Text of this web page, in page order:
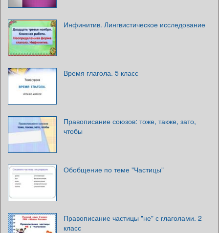
Инфинитив. Лингвистическое исследование
Время глагола. 5 класс
Правописание союзов: тоже, также, зато,
чтобы
Обобщение по теме "Частицы"
Правописание частицы "не" с глаголами. 2
класс